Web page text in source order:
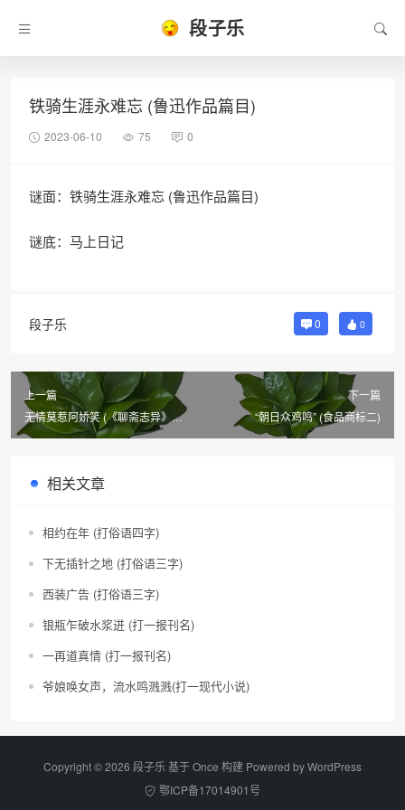
段子乐
铁骑生涯永难忘 (鲁迅作品篇目)
2023-06-10 75 0
谜面：铁骑生涯永难忘 (鲁迅作品篇目)
谜底：马上日记
段子乐 0 0
上一篇
无情莫惹阿娇笑 (《聊斋志异》篇
目二)
下一篇
“朝日众鸡鸣” (食品商标二)
相关文章
相约在年 (打俗语四字)
下无插针之地 (打俗语三字)
西装广告 (打俗语三字)
银瓶乍破水浆迸 (打一报刊名)
一再道真情 (打一报刊名)
爷娘唤女声，流水鸣溅溅(打一现代小说)
Copyright © 2026 段子乐 基于 Once 构建 Powered byWordPress
鄂ICP备17014901号